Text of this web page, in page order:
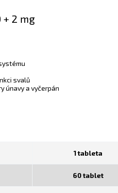
+ 2 mg
svalů
únavy a vyčerpán
1 tableta
60 tablet